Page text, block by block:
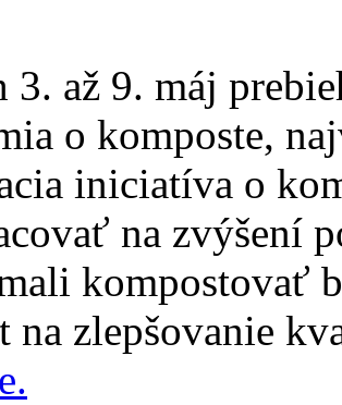
3. až 9. máj
o komposte,
iniciatíva o
na zvýšení
kompostovať
na zlepšovanie